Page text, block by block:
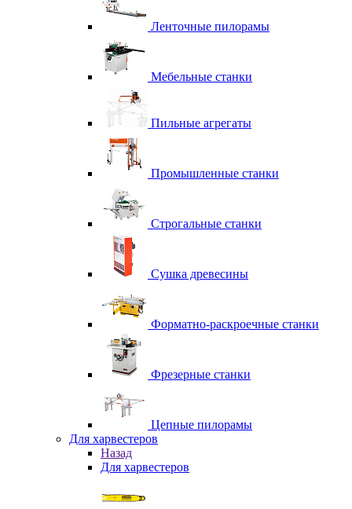
Ленточные пилорамы
Мебельные станки
Пильные агрегаты
Промышленные станки
Строгальные станки
Сушка древесины
Форматно-раскроечные станки
Фрезерные станки
Цепные пилорамы
Для харвестеров
Назад
Для харвестеров